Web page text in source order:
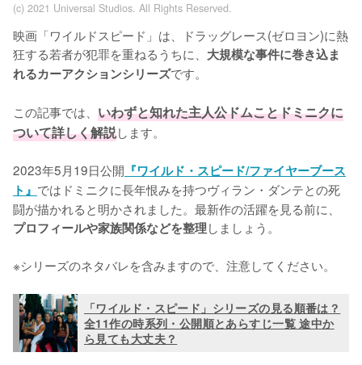
(c) 2021 Universal Studios. All Rights Reserved.
映画「ワイルドスピード」は、ドラッグレース(ゼロヨン)に熱
狂する若者が犯罪を重ねるうちに、 大規模な事件に巻き込ま
れるカーアクションシリーズです。
この記事では、 いわずと知れた主人公ドムことドミニクに
ついて詳しく解説します。
2023年5月19日公開 『ワイルド・スピード/ファイヤーブース
ト』 ではドミニクに長年恨みを持つヴィラン・ダンテとの死
闘が描かれると明かされました。最新作の活躍を見る前に、
プロフィールや家族関係などを整理しましょう。
※シリーズのネタバレを含みますので、注意してください。
「ワイルド・スピード」シリーズの見る順番は？
全11作の時系列・公開順とあらすじ一覧 途中か
ら見ても大丈夫？